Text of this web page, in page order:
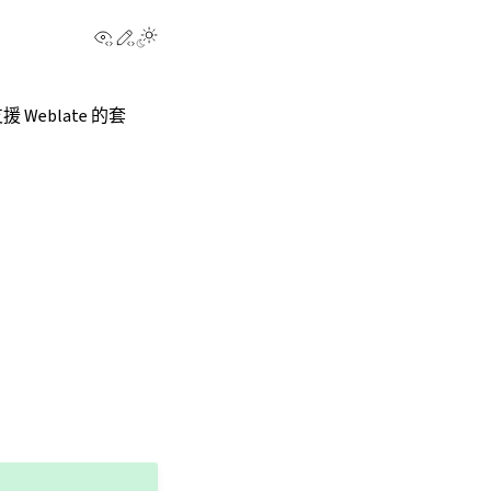
View this page
Edit this page
Weblate 的套